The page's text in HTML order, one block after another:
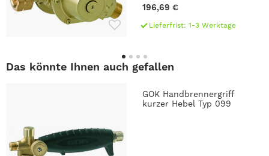
196,69 €
Lieferfrist: 1-3 Werktage
Das könnte Ihnen auch gefallen
GOK Handbrennergriff
kurzer Hebel Typ 099